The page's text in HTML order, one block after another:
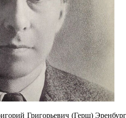
Григорьевич (Герш)